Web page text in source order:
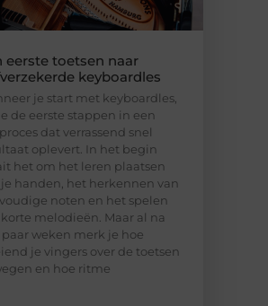
eerste toetsen naar
keyboardles
je start met keyboardles,
de eerste stappen in een
dat verrassend snel
oplevert. In het begin
het om het leren plaatsen
handen, het herkennen van
noten en het spelen
melodieën. Maar al na
paar weken merk je hoe
je vingers over de toetsen
en hoe ritme